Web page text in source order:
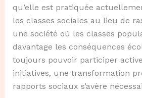
qu’elle est pratiquée
les classes sociales au lieu de
une société où les classes
davantage les conséquences
toujours pouvoir participer
initiatives, une transformation
rapports sociaux s’avère